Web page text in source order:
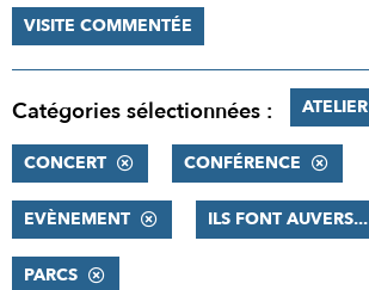
VISITE COMMENTÉE
Catégories sélectionnées : ATELIER
CONCERT CONFÉRENCE
EVÈNEMENT ILS FONT AUVERS...
PARCS